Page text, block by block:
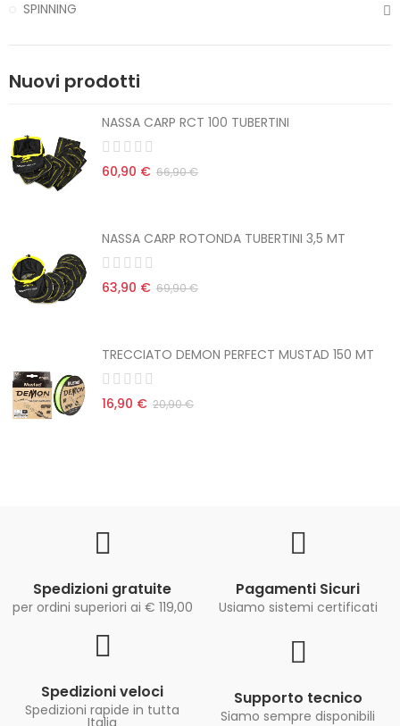
SPINNING
Nuovi prodotti
NASSA CARP RCT 100 TUBERTINI
60,90 € 66,90 €
NASSA CARP ROTONDA TUBERTINI 3,5 MT
63,90 € 69,90 €
TRECCIATO DEMON PERFECT MUSTAD 150 MT
16,90 € 20,90 €
Spedizioni gratuite
per ordini superiori ai € 119,00
Pagamenti Sicuri
Usiamo sistemi certificati
Spedizioni veloci
Spedizioni rapide in tutta
Supporto tecnico
Siamo sempre disponibili